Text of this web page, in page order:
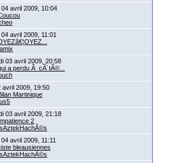
avril 2009, 10:04
avril 2009, 11:01
03 avril 2009, 20:58
a perdu Ã cÃ´tÃ©...
avril 2009, 19:50
Martinique
03 avril 2009, 21:18
2
avril 2009, 11:11
bleausiennes